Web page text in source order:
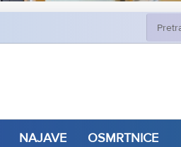
NAJAVE OSMRTNICE